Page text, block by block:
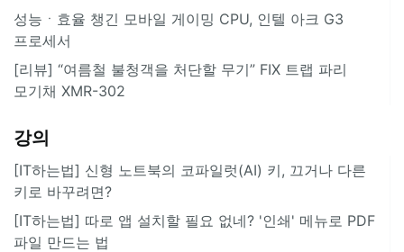
성능ㆍ효율 챙긴 모바일 게이밍 CPU, 인텔 아크 G3
프로세서
[리뷰] “여름철 불청객을 처단할 무기” FIX 트랩 파리
모기채 XMR-302
강의
[IT하는법] 신형 노트북의 코파일럿(AI) 키, 끄거나 다른
키로 바꾸려면?
[IT하는법] 따로 앱 설치할 필요 없네? '인쇄' 메뉴로 PDF
파일 만드는 법